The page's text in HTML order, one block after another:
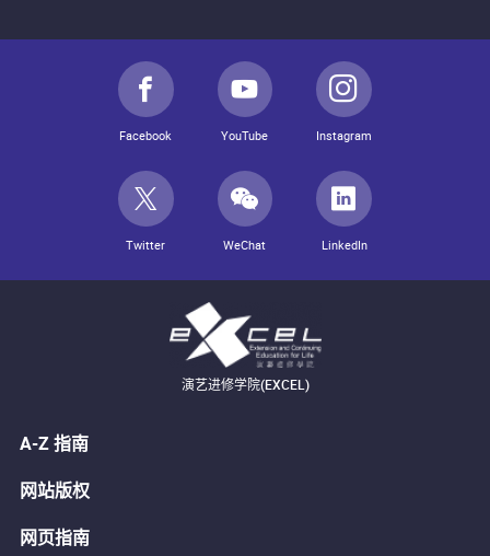
Facebook YouTube Instagram
Twitter WeChat LinkedIn
演艺进修学院(EXCEL)
A-Z 指南
网站版权
网页指南